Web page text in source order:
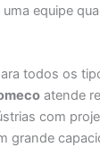
equipe
todos os
atende
com
grande